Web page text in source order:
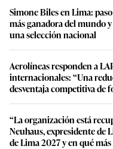
Simone Biles en Lima:
más ganadora del mundo
una selección nacional
Aerolíneas responden a
internacionales: “Una
desventaja competitiva de
“La organización está
Neuhaus, expresidente de
de Lima 2027 y en qué